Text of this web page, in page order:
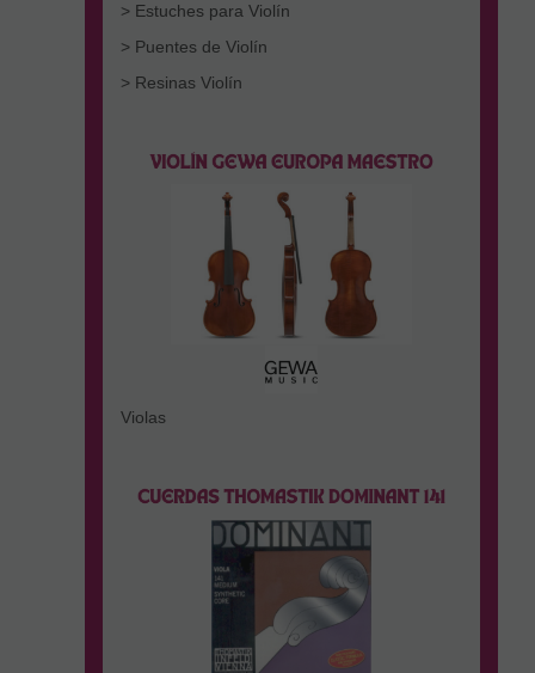
> Estuches para Violín
> Puentes de Violín
> Resinas Violín
Violas